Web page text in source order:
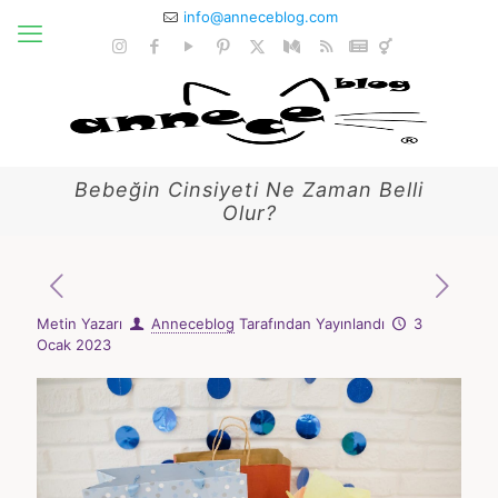
info@anneceblog.com
Bebeğin Cinsiyeti Ne Zaman Belli
Olur?
Metin Yazarı Anneceblog Tarafından Yayınlandı
3
Ocak 2023